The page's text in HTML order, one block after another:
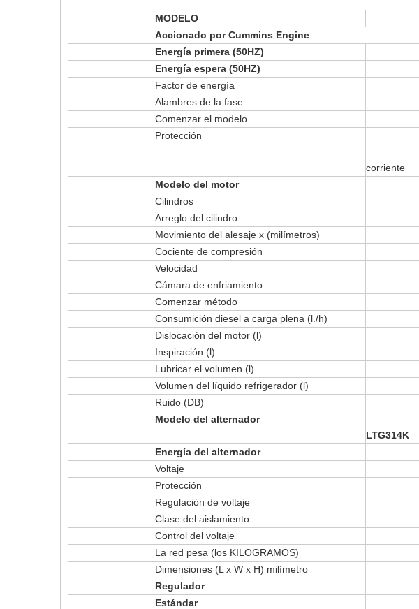
MODELO
Accionado por Cummins Engine
Energía primera (50HZ)
Energía espera (50HZ)
Factor de energía
Alambres de la fase
Comenzar el modelo
Protección
corriente
Modelo del motor
Cilindros
Arreglo del cilindro
Movimiento del alesaje x (milímetros)
Cociente de compresión
Velocidad
Cámara de enfriamiento
Comenzar método
Consumición diesel a carga plena (l./h)
Dislocación del motor (l)
Inspiración (l)
Lubricar el volumen (l)
Volumen del líquido refrigerador (l)
Ruido (DB)
Modelo del alternador
LTG314K
Energía del alternador
Voltaje
Protección
Regulación de voltaje
Clase del aislamiento
Control del voltaje
La red pesa (los KILOGRAMOS)
Dimensiones (L x W x H) milímetro
Regulador
Estándar